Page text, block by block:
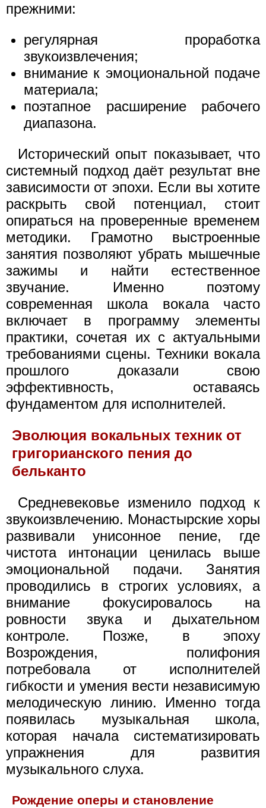
прежними:
регулярная проработка
звукоизвлечения;
внимание к эмоциональной подаче
материала;
поэтапное расширение рабочего
диапазона.
Исторический опыт показывает, что
системный подход даёт результат вне
зависимости от эпохи. Если вы хотите
раскрыть свой потенциал, стоит
опираться на проверенные временем
методики. Грамотно выстроенные
занятия позволяют убрать мышечные
зажимы и найти естественное
звучание. Именно поэтому
современная школа вокала часто
включает в программу элементы
практики, сочетая их с актуальными
требованиями сцены. Техники вокала
прошлого доказали свою
эффективность, оставаясь
фундаментом для исполнителей.
Эволюция вокальных техник от
григорианского пения до
бельканто
Средневековье изменило подход к
звукоизвлечению. Монастырские хоры
развивали унисонное пение, где
чистота интонации ценилась выше
эмоциональной подачи. Занятия
проводились в строгих условиях, а
внимание фокусировалось на
ровности звука и дыхательном
контроле. Позже, в эпоху
Возрождения, полифония
потребовала от исполнителей
гибкости и умения вести независимую
мелодическую линию. Именно тогда
появилась музыкальная школа,
которая начала систематизировать
упражнения для развития
музыкального слуха.
Рождение оперы и становление